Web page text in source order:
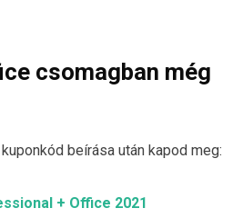
csomagban még
kuponkód beírása után kapod meg:
+ Office 2021